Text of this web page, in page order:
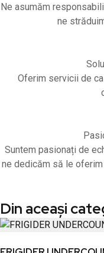
Ne asumăm
ne
Oferim servicii de
Suntem pasionați de
ne dedicăm să le
Din aceași